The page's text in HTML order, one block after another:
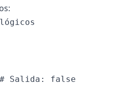
Salida: false